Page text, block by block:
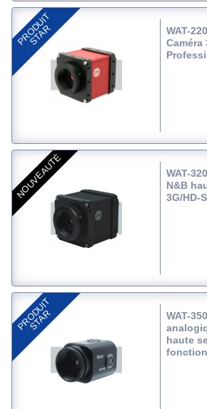
P
R
O
D
U
I
T
S
T
A
R
WAT-
Caméra
NOUVEAUTÉ
WAT-
N&B
3G/HD-
P
R
O
D
U
I
T
S
T
A
R
WAT-
haute
fonction